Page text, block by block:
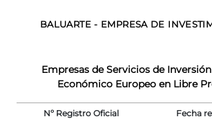
BALUARTE - EMPRESA DE
Empresas de Servicios de
Económico Europeo en Libre
Nº Registro Oficial Fecha